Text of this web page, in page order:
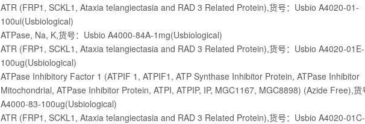
ATR (FRP1, SCKL1, Ataxia telangiectasia and RAD 3 Related Protein),货号：Usbio A4020-01-
100ul(Usbiological)
ATPase, Na, K,货号：Usbio A4000-84A-1mg(Usbiological)
ATR (FRP1, SCKL1, Ataxia telangiectasia and RAD 3 Related Protein),货号：Usbio A4020-01E-
100ug(Usbiological)
ATPase Inhibitory Factor 1 (ATPIF 1, ATPIF1, ATP Synthase Inhibitor Protein, ATPase Inhibitor
Mitochondrial, ATPase Inhibitor Protein, ATPI, ATPIP, IP, MGC1167, MGC8898) (Azide Free),货
A4000-83-100ug(Usbiological)
ATR (FRP1, SCKL1, Ataxia telangiectasia and RAD 3 Related Protein),货号：Usbio A4020-01C-